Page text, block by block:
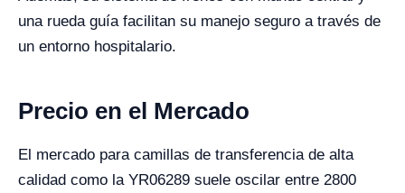
una rueda guía facilitan su manejo seguro a través de
un entorno hospitalario.
Precio en el Mercado
El mercado para camillas de transferencia de alta
calidad como la YR06289 suele oscilar entre 2800